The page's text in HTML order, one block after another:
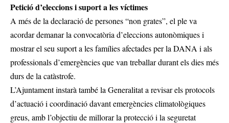
Petició d’eleccions i suport a les víctimes
A més de la declaració de persones “non grates”, el ple va
acordar demanar la convocatòria d’eleccions autonòmiques i
mostrar el seu suport a les famílies afectades per la DANA i als
professionals d’emergències que van treballar durant els dies més
durs de la catàstrofe.
L’Ajuntament instarà també la Generalitat a revisar els protocols
d’actuació i coordinació davant emergències climatològiques
greus, amb l’objectiu de millorar la protecció i la seguretat